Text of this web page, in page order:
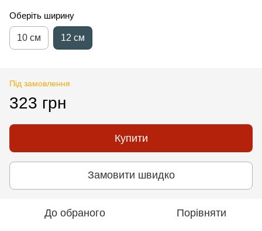
Оберіть ширину
10 см 12 см
Під замовлення
323 грн
Купити
Замовити швидко
До обраного Порівняти